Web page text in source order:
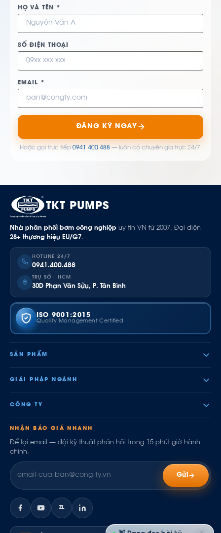
HỌ VÀ TÊN *
SỐ ĐIỆN THOẠI
EMAIL *
ĐĂNG KÝ NGAY
Hoặc gọi trực tiếp 0941 400 488— luôn có chuyên gia trực 24/7.
TKT PUMPS
Nhà phân phối bơm công nghiệp uy tín VN từ 2007. Đại diện
28+ thương hiệu EU/G7.
HOTLINE 24/7
0941.400.488
TRỤ SỞ · HCM
30D Phan Văn Sửu, P. Tân Bình
ISO 9001:2015
Quality Management Certified
SẢN PHẨM
GIẢI PHÁP NGÀNH
CÔNG TY
NHẬN BÁO GIÁ NHANH
Để lại email — đội kỹ thuật phản hồi trong 15 phút giờ hành
chính.
Gửi
ZL